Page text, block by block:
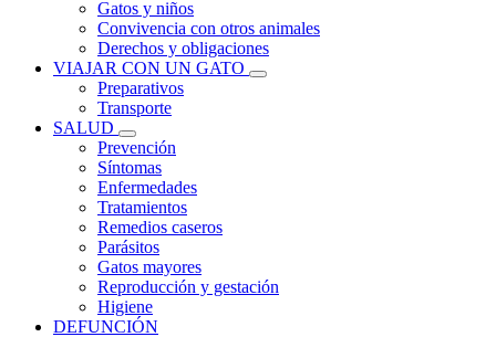
Gatos y niños
Convivencia con otros animales
Derechos y obligaciones
VIAJAR CON UN GATO
Preparativos
Transporte
SALUD
Prevención
Síntomas
Enfermedades
Tratamientos
Remedios caseros
Parásitos
Gatos mayores
Reproducción y gestación
Higiene
DEFUNCIÓN